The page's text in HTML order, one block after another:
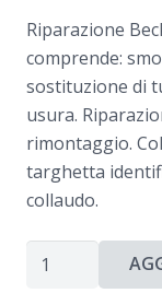
Riparazione
comprende:
sostituzione di
usura.
rimontaggio.
targhetta
collaudo.
Riparazione